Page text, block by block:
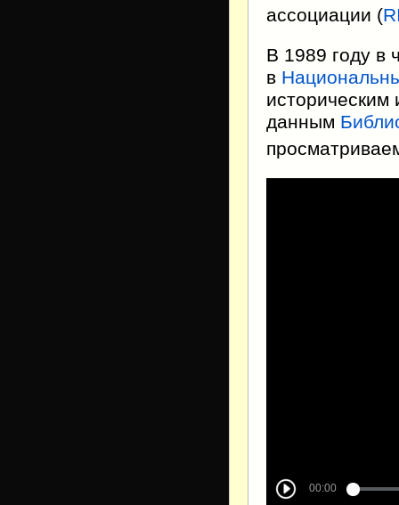
ассоциации (
В 1989 году в
в
историческим
данным